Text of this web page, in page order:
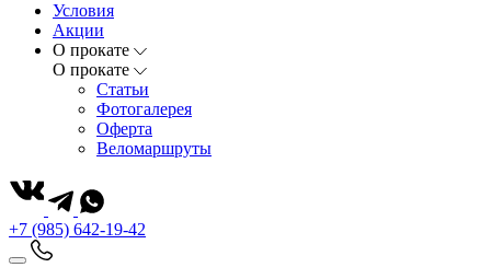
Условия
Акции
О прокате
О прокате
Статьи
Фотогалерея
Оферта
Веломаршруты
+7 (985) 642-19-42